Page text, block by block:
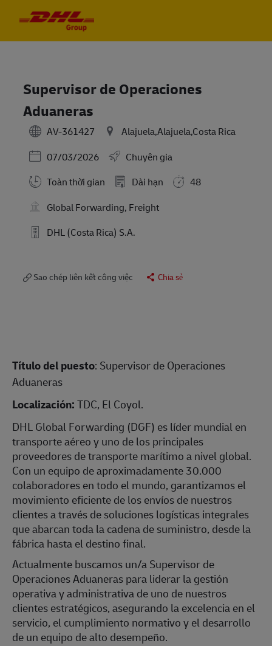
Supervisor de Operaciones
Aduaneras
AV-361427
Alajuela,Alajuela,Costa Rica
Posted Date
07/03/2026
Chuyên gia
Toàn thời gian
Dài hạn
48
Global Forwarding, Freight
DHL (Costa Rica) S.A.
Sao chép liên kết công việc Chia sẻ
Título del puesto: Supervisor de Operaciones
Aduaneras
Localización:TDC, El Coyol.
DHL Global Forwarding (DGF) es líder mundial en
transporte aéreo y uno de los principales
proveedores de transporte marítimo a nivel global.
Con un equipo de aproximadamente 30.000
colaboradores en todo el mundo, garantizamos el
movimiento eficiente de los envíos de nuestros
clientes a través de soluciones logísticas integrales
que abarcan toda la cadena de suministro, desde la
fábrica hasta el destino final.
Actualmente buscamos un/a Supervisor de
Operaciones Aduaneras para liderar la gestión
operativa y administrativa de uno de nuestros
clientes estratégicos, asegurando la excelencia en el
servicio, el cumplimiento normativo y el desarrollo
de un equipo de alto desempeño.